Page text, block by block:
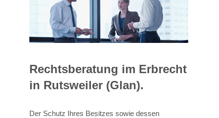
Rechtsberatung im Erbrecht
in Rutsweiler (Glan).
Der Schutz Ihres Besitzes sowie dessen